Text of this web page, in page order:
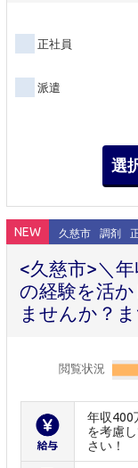
正社員
派遣
NEW 久慈市 調剤
<久慈市>＼
の経験を活
ませんか？
閲覧状況
年収400
を考慮
さい！